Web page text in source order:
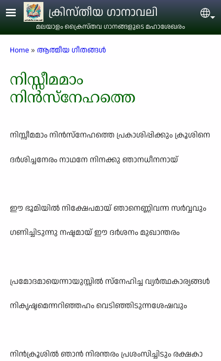
Skip to main contentക്രിസ്തീയ ഗാനാവലി
മലയാളം ക്രൈസ്തവ ഗാനങ്ങളുടെ മഹാശേഖരം
Breadcrumb
Home ആത്മീയ ഗീതങ്ങൾ
നിസ്സീമമാം
നിൻസ്നേഹത്തെ
നിസ്സീമമാം നിൻസ്നേഹത്തെ പ്രകാശിപ്പിക്കും ക്രൂശിനെ
ദർശിച്ചനേരം നാഥനേ നിനക്കു ഞാനധീനനായ്
ഈ ഭൂമിയിൽ നിക്ഷേപമായ് ഞാനെണ്ണിവന്ന സർവ്വവും
ഗണിച്ചിടുന്നു നഷ്ടമായ് ഈ ദർശനം മുഖാന്തരം
പ്രമോദമായെന്നായുസ്സിൽ സ്നേഹിച്ച വ്യർത്ഥകാര്യങ്ങൾ
നികൃഷ്ടമെന്നറിഞ്ഞഹം വെടിഞ്ഞിടുന്നശേഷവും
നിൻക്രൂശിൽ ഞാൻ നിരന്തരം പ്രശംസിച്ചിടും രക്ഷകാ